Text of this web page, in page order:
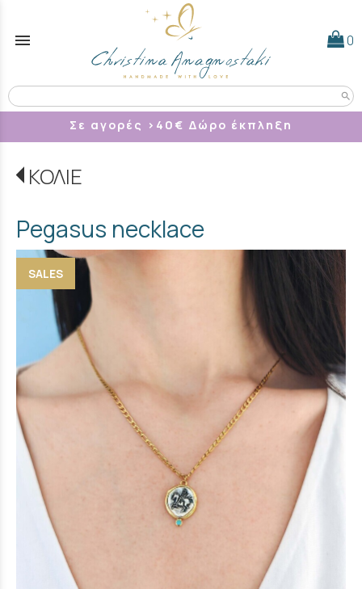
menu 0
search
Σε αγορές >40 € Δώρο έκπληξη
ΚΟΛΙΕ
Pegasus necklace
SALES